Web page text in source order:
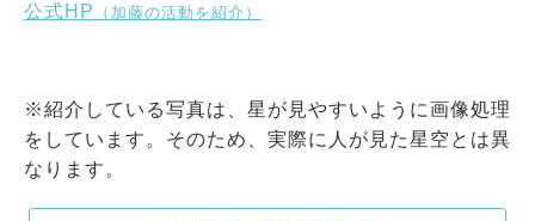
公式HP （加藤の活動を紹介）
※紹介している写真は、星が見やすいように画像処理
をしています。そのため、実際に人が見た星空とは異
なります。